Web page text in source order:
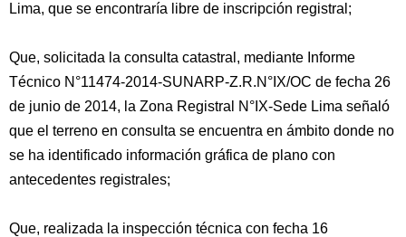
Lima, que se encontraría libre de inscripción registral;
Que, solicitada la consulta catastral, mediante Informe
Técnico N°11474-2014-SUNARP-Z.R.N°IX/OC de fecha 26
de junio de 2014, la Zona Registral N°IX-Sede Lima señaló
que el terreno en consulta se encuentra en ámbito donde no
se ha identificado información gráfica de plano con
antecedentes registrales;
Que, realizada la inspección técnica con fecha 16